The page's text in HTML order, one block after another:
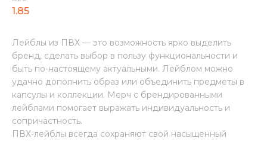
1.85
Лейблы из ПВХ — это возможность ярко выделить
бренд, сделать выбор в пользу функциональности и
быть по-настоящему актуальными. Лейблом можно
удачно дополнить образ или объединить предметы в
капсулы и коллекции. Мерч с брендированными
лейблами помогает выражать индивидуальность и
сопричастность.
ПВХ-лейблы всегда сохраняют свой насыщенный